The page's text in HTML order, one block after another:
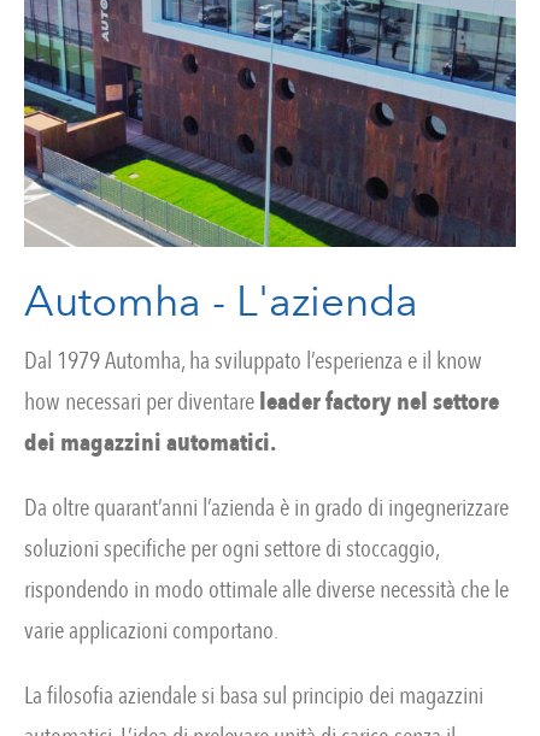
Automha - L'azienda
Dal 1979 Automha, ha sviluppato l’esperienza e il know
how necessari per diventareleader factory nel settore
dei magazzini automatici.
Da oltre quarant’anni l’azienda è in grado di ingegnerizzare
soluzioni specifiche per ogni settore di stoccaggio,
rispondendo in modo ottimale alle diverse necessità che le
varie applicazioni comportano.
La filosofia aziendale si basa sul principio dei magazzini